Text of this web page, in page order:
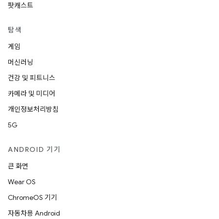
팟캐스트
탐색
게임
머신러닝
건강 및 피트니스
카메라 및 미디어
개인정보처리방침
5G
ANDROID 기기
큰 화면
Wear OS
ChromeOS 기기
자동차용 Android